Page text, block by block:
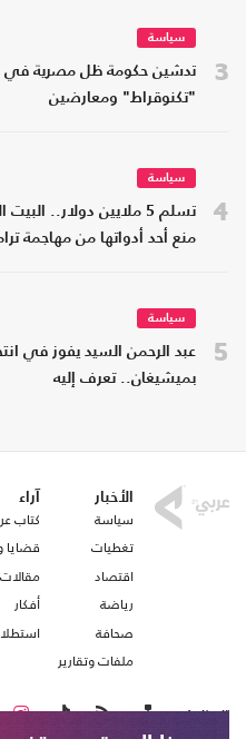
3
سياسة
تدشين حكومة ظل مصرية في
"تكنوقراط" ومعارضين
4
سياسة
تسلم 5 ملايين دولار..
منع أحد أدواتها من مهاجمة
5
سياسة
عبد الرحمن السيد يفوز في
بميشيغان.. تعرف إليه
الأخبار
سياسة
تغطيات
اقتصاد
رياضة
صحافة
ملفات وتقارير
آراء
كتاب
قضايا
أفكار
تابعنا على